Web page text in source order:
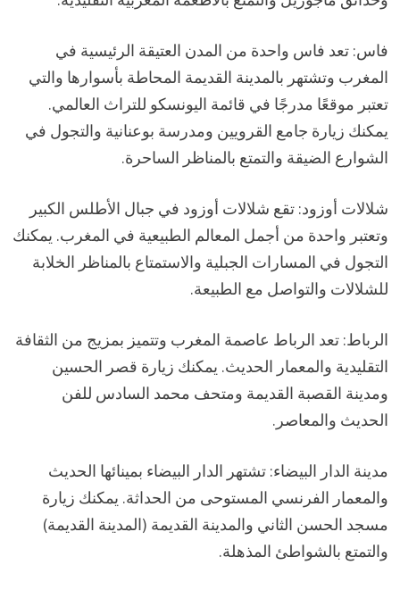
فاس: تعد فاس واحدة من المدن العتيقة الرئيسية في
المغرب وتشتهر بالمدينة القديمة المحاطة بأسوارها والتي
تعتبر موقعًا مدرجًا في قائمة اليونسكو للتراث العالمي.
يمكنك زيارة جامع القرويين ومدرسة بوعنانية والتجول في
الشوارع الضيقة والتمتع بالمناظر الساحرة.
شلالات أوزود: تقع شلالات أوزود في جبال الأطلس الكبير
وتعتبر واحدة من أجمل المعالم الطبيعية في المغرب. يمكنك
التجول في المسارات الجبلية والاستمتاع بالمناظر الخلابة
للشلالات والتواصل مع الطبيعة.
الرباط: تعد الرباط عاصمة المغرب وتتميز بمزيج من الثقافة
التقليدية والمعمار الحديث. يمكنك زيارة قصر الحسين
ومدينة القصبة القديمة ومتحف محمد السادس للفن
الحديث والمعاصر.
مدينة الدار البيضاء: تشتهر الدار البيضاء بمينائها الحديث
والمعمار الفرنسي المستوحى من الحداثة. يمكنك زيارة
مسجد الحسن الثاني والمدينة القديمة (المدينة القديمة)
والتمتع بالشواطئ المذهلة.